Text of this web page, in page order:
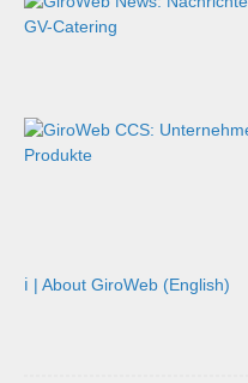
ℹ️ | About GiroWeb (English)